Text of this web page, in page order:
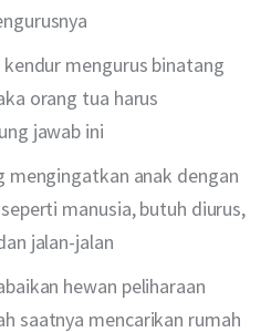
mengurus binatang
orang tua harus
jawab ini
mengingatkan anak dengan
manusia, butuh diurus,
jalan-jalan
hewan peliharaan
saatnya mencarikan rumah